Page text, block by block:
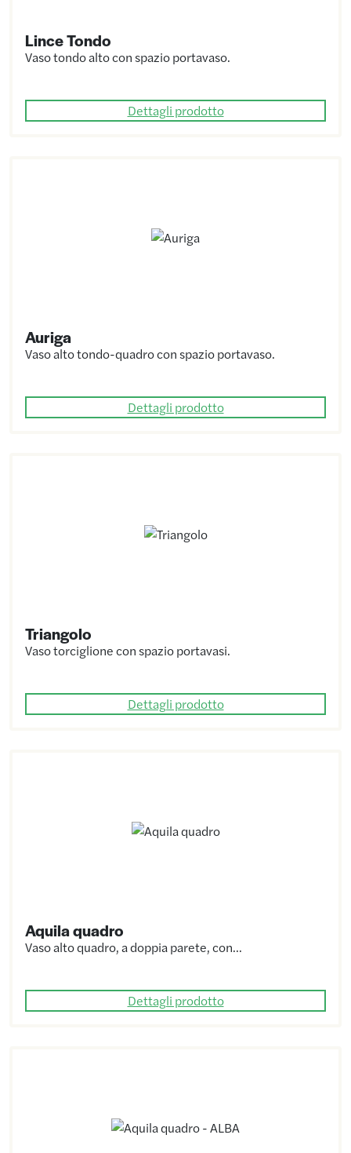
Lince Tondo
Vaso tondo alto con spazio portavaso.
Dettagli prodotto
Auriga
Vaso alto tondo-quadro con spazio portavaso.
Dettagli prodotto
Triangolo
Vaso torciglione con spazio portavasi.
Dettagli prodotto
Aquila quadro
Vaso alto quadro, a doppia parete, con…
Dettagli prodotto